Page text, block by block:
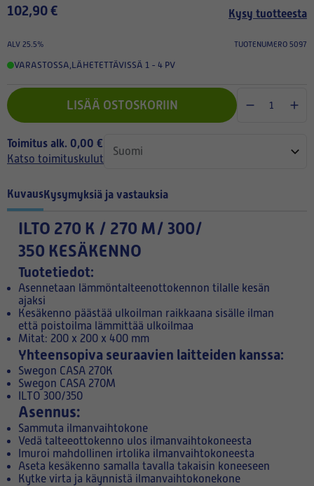
102,90 € Kysy tuotteesta
ALV 25.5% TUOTENUMERO 5097
VARASTOSSA LÄHETETTÄVISSÄ 1 - 4 PV
LISÄÄ OSTOSKORIIN
Toimitus alk. 0,00 €
Katso toimituskulut
KuvausKysymyksiä ja vastauksia
ILTO 270 K / 270 M/ 300/
350 KESÄKENNO
Tuotetiedot:
Asennetaan lämmöntalteenottokennon tilalle kesän
ajaksi
Kesäkenno päästää ulkoilman raikkaana sisälle ilman
että poistoilma lämmittää ulkoilmaa
Mitat: 200 x 200 x 400 mm
Yhteensopiva seuraavien laitteiden kanssa:
Swegon CASA 270K
Swegon CASA 270M
ILTO 300/350
Asennus:
Sammuta ilmanvaihtokone
Vedä talteeottokenno ulos ilmanvaihtokoneesta
Imuroi mahdollinen irtolika ilmanvaihtokoneesta
Aseta kesäkenno samalla tavalla takaisin koneeseen
Kytke virta ja käynnistä ilmanvaihtokonekone